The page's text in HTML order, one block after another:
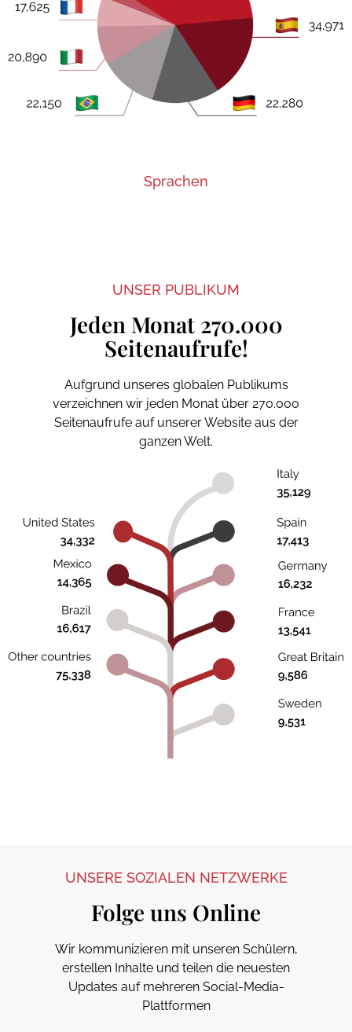
Sprachen
UNSER PUBLIKUM
Jeden Monat 270.000
Seitenaufrufe!
Aufgrund unseres globalen Publikums
verzeichnen wir jeden Monat über 270.000
Seitenaufrufe auf unserer Website aus der
ganzen Welt.
UNSERE SOZIALEN NETZWERKE
Folge uns Online
Wir kommunizieren mit unseren Schülern,
erstellen Inhalte und teilen die neuesten
Updates auf mehreren Social-Media-
Plattformen